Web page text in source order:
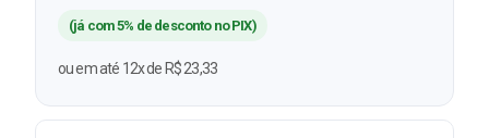
(já com 5% de desconto no PIX)
ou em até 12x de R$ 23,33